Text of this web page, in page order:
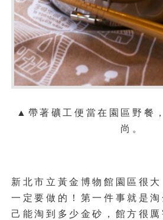
▲ 帶著礦工便當在園區野餐
尚。
新北市立黃金博物館園區很
一定要做的！第一件事就是
己能淘到多少金砂，館方很